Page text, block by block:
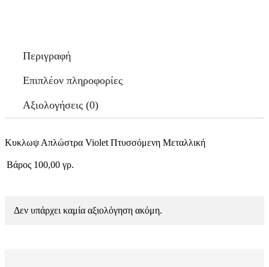
Περιγραφή
Επιπλέον πληροφορίες
Αξιολογήσεις (0)
Κυκλωψ Απλώστρα Violet Πτυσσόμενη Μεταλλική
Βάρος 100,00 γρ.
Δεν υπάρχει καμία αξιολόγηση ακόμη.